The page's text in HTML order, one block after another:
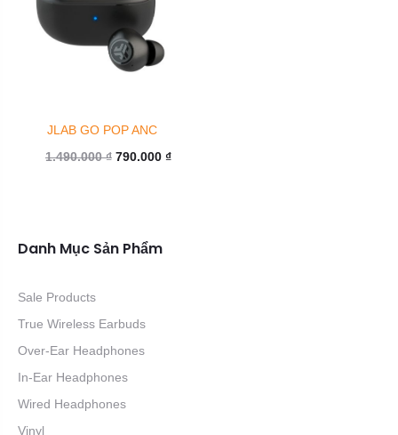
JLAB GO POP ANC
1.490.000₫ Giá
790.000 ₫Giá
Danh Mục Sản Phẩm
Sale Products
True Wireless Earbuds
Over-Ear Headphones
In-Ear Headphones
Wired Headphones
Vinyl